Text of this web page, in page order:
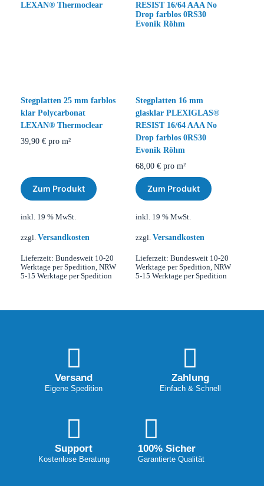
Stegplatten 25 mm farblos
klar Polycarbonat
LEXAN® Thermoclear
39,90 € pro m²
Zum Produkt
inkl. 19 % MwSt.
zzgl. Versandkosten
Lieferzeit: Bundesweit 10-20
Werktage per Spedition, NRW
5-15 Werktage per Spedition
Stegplatten 16 mm
glasklar PLEXIGLAS®
RESIST 16/64 AAA No
Drop farblos 0RS30
Evonik Röhm
68,00 €pro m²
Zum Produkt
inkl. 19 % MwSt.
zzgl. Versandkosten
Lieferzeit: Bundesweit 10-20
Werktage per Spedition, NRW
5-15 Werktage per Spedition
Versand
Eigene Spedition
Zahlung
Einfach & Schnell
Support
Kostenlose Beratung
100% Sicher
Garantierte Qualität